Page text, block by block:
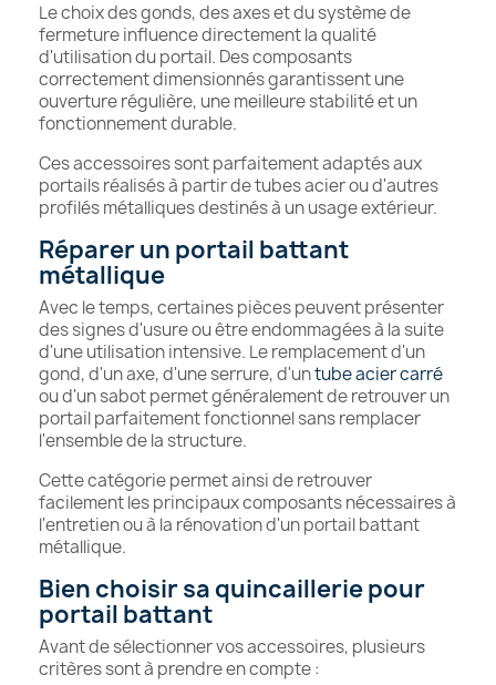
Le choix des gonds, des axes et du système de
fermeture influence directement la qualité
d'utilisation du portail. Des composants
correctement dimensionnés garantissent une
ouverture régulière, une meilleure stabilité et un
fonctionnement durable.
Ces accessoires sont parfaitement adaptés aux
portails réalisés à partir de tubes acier ou d'autres
profilés métalliques destinés à un usage extérieur.
Réparer un portail battant
métallique
Avec le temps, certaines pièces peuvent présenter
des signes d'usure ou être endommagées à la suite
d'une utilisation intensive. Le remplacement d'un
gond, d'un axe, d'une serrure, d'untube acier carré
ou d'un sabot permet généralement de retrouver un
portail parfaitement fonctionnel sans remplacer
l'ensemble de la structure.
Cette catégorie permet ainsi de retrouver
facilement les principaux composants nécessaires à
l'entretien ou à la rénovation d'un portail battant
métallique.
Bien choisir sa quincaillerie pour
portail battant
Avant de sélectionner vos accessoires, plusieurs
critères sont à prendre en compte :